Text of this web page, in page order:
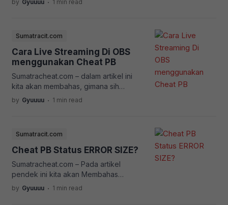
baru ? ” Ketika anda berlangganan
Selama 40 Menit” Singkatnya kamu
diberikan waktu kebebasan selama 40
menit untuk bermain, jika durasi timer
sudah mau habis, […]
by Gyuuuu 1 min read
Sumatracit.com
Cara Live Streaming Di OBS
menggunakan Cheat PB
Sumatracheat.com – dalam artikel ini
kita akan membahas, gimana sih
Caranya Supaya Live Streaming di
Youtube menggunakan OBS, Agar
Tanpa menggunakan Cheat Settingan
OBS
by Gyuuuu . 1 min read
Sumatracit.com
Cheat PB Status ERROR SIZE?
Sumatracheat.com – Pada artikel
pendek ini kita akan Membahas
mengatasi Cheat PB statusnya ERROR
SIZE Ada beberapa kemungkinan
by Gyuuuu . 1 min read